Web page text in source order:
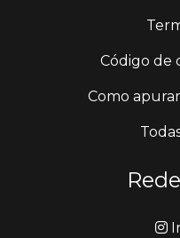
Código de
Como